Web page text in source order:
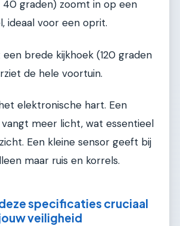
graden) zoomt in op een
ideaal voor een oprit.
brede kijkhoek (120 graden
de hele voortuin.
elektronische hart. Een
meer licht, wat essentieel
Een kleine sensor geeft bij
maar ruis en korrels.
specificaties cruciaal
veiligheid